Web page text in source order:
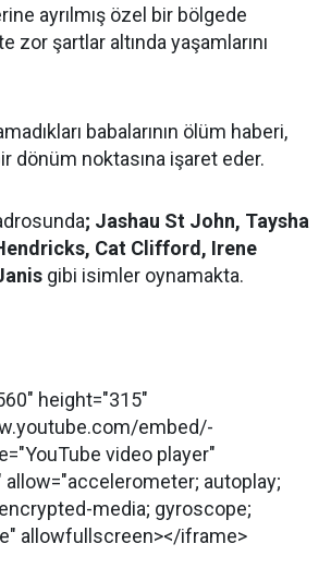
ayrılmış özel bir bölgede
zor şartlar altında yaşamlarını
babalarının ölüm haberi,
dönüm noktasına işaret eder.
; Jashau St John, Taysha
Cat Clifford, Irene
gibi isimler oynamakta.
height="315"
embed/-
video player"
autoplay;
media; gyroscope;
allowfullscreen></iframe>